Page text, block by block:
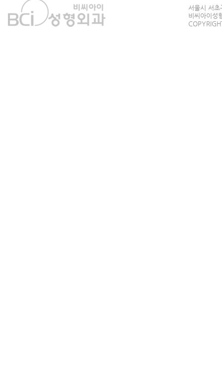
서울시 서
비씨아이